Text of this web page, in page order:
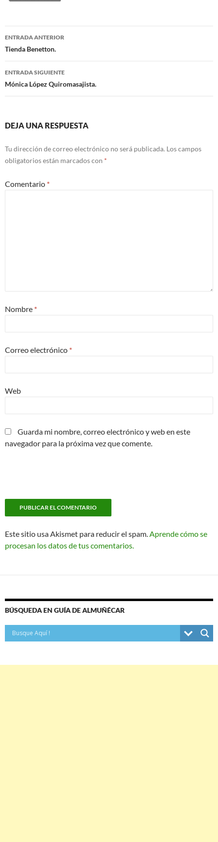
Navegación
de
entradas
ENTRADA ANTERIOR
Tienda Benetton.
ENTRADA SIGUIENTE
Mónica López Quiromasajista.
DEJA UNA RESPUESTA
Tu dirección de correo electrónico no será publicada. Los campos
obligatorios están marcados con *
Comentario *
Nombre *
Correo electrónico *
Web
Guarda mi nombre, correo electrónico y web en este
navegador para la próxima vez que comente.
Este sitio usa Akismet para reducir el spam. Aprende cómo se
procesan los datos de tus comentarios.
BÚSQUEDA EN GUÍA DE ALMUÑÉCAR